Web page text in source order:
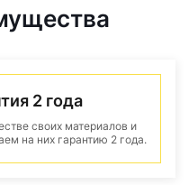
2 года
своих материалов и
на них гарантию 2 года.